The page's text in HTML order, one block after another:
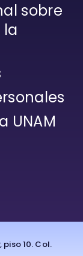
sobre
la
UNAM
, piso 10. Col.